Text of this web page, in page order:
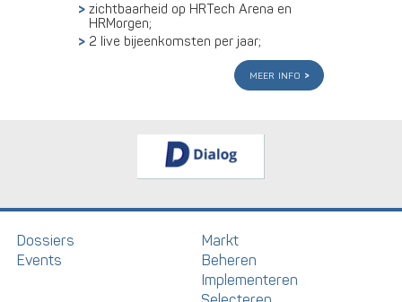
zichtbaarheid op HRTech Arena en
HRMorgen;
2 live bijeenkomsten per jaar;
meer info
Dossiers
Events
Markt
Beheren
Implementeren